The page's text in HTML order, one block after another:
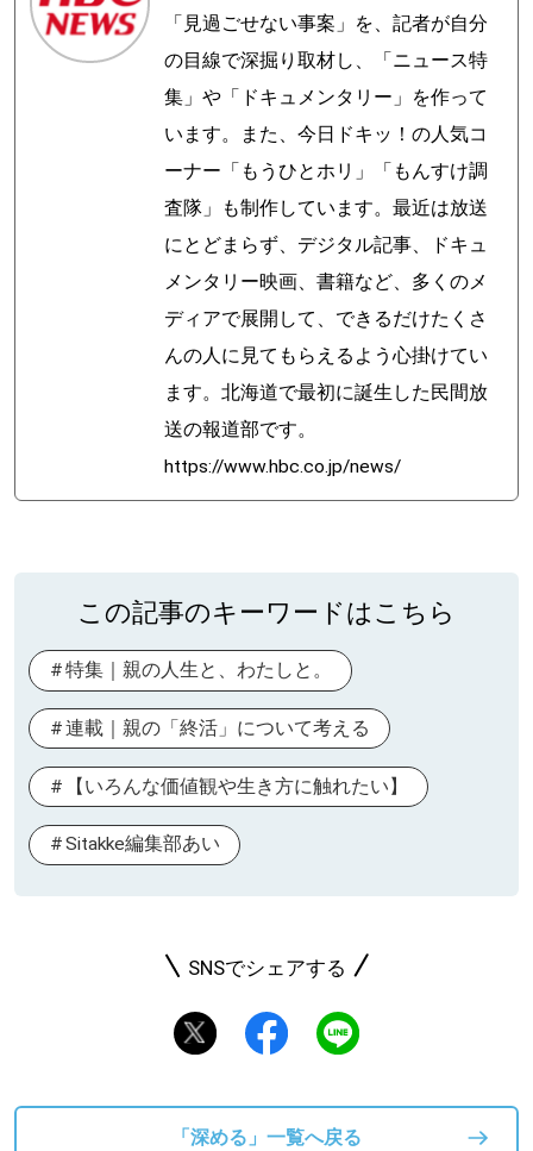
「見過ごせない事案」を、記者が自分
の目線で深掘り取材し、「ニュース特
集」や「ドキュメンタリー」を作って
います。また、今日ドキッ！の人気コ
ーナー「もうひとホリ」「もんすけ調
査隊」も制作しています。最近は放送
にとどまらず、デジタル記事、ドキュ
メンタリー映画、書籍など、多くのメ
ディアで展開して、できるだけたくさ
んの人に見てもらえるよう心掛けてい
ます。北海道で最初に誕生した民間放
送の報道部です。
https://www.hbc.co.jp/news/
この記事のキーワードはこちら
特集｜親の人生と、わたしと。
連載｜親の「終活」について考える
【いろんな価値観や生き方に触れたい】
Sitakke編集部あい
SNSでシェアする
「深める」一覧へ戻る